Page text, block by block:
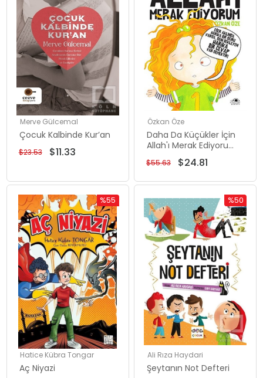
Merve Gülcemal
Çocuk Kalbinde Kur’an
$11.33
$23.53
Özkan Öze
Daha Da Küçükler İçin
Allah'ı Merak Ediyorum
- 5 Kitap Tek Cilt
$24.81
$55.63
Hatice Kübra Tongar
Aç Niyazi
%55
Rabatt
%55Rabatt
Ali Rıza Haydari
Şeytanın Not Defteri
%50
Rabatt